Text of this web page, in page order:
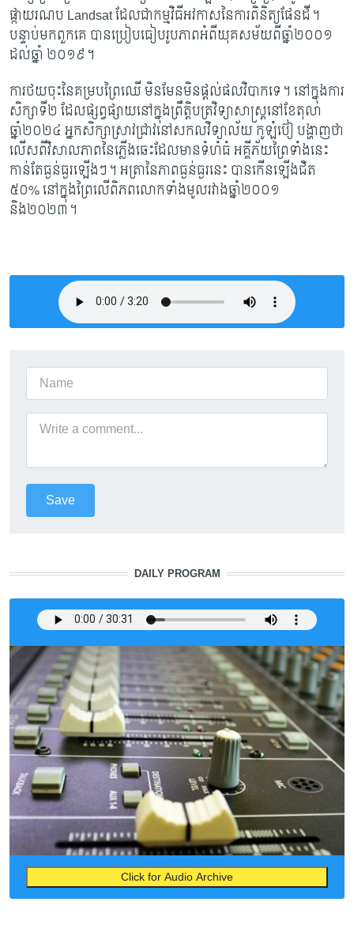
ផ្កាយរណប Landsat ដែលជាកម្មវិធីអវកាស​នៃការពិនិត្យ​ផែន​ដី។
បន្ទាប់មកពួកគេ បានប្រៀបធៀបរូបភាព​អំពីយុគសម័យពីឆ្នាំ២០០១
ដល់ឆ្នាំ ២០១៩។
ការថយចុះនៃគម្របព្រៃឈើ មិនមែនមិនផ្តល់ផលវិបាកទេ។ នៅក្នុងការ
សិក្សាទី២ ដែល​ផ្សព្វផ្សាយ​​នៅក្នុងព្រឹត្តិបត្រវិទ្យាសាស្រ្តនៅខែតុលា
ឆ្នាំ២០២៤ អ្នកសិក្សាស្រាវជ្រាវ​នៅ​សកល​វិទ្យាល័យ កូឡំប៊ៀ បង្ហាញថា
លើសពីវិសាលភាពនៃភ្លើងឆេះដែលមានទំហំធំ អគ្គីភ័យ​ព្រៃទាំងនេះ
កាន់តែធ្ងន់ធ្ងរឡើងៗ។ អត្រានៃភាពធ្ងន់ធ្ងរនេះ បានកើនឡើងជិត
៥០% នៅក្នុងព្រៃលើពិភពលោកទាំងមូលរវាងឆ្នាំ២០០១
និង២០២៣។
DAILY PROGRAM
Click for Audio Archive